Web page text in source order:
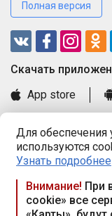
Для обеспечения
используются
Узнать подробнее
Внимание! При
cookie» все
Полная версия
Cкачать
App store
Книга замечаний и
Правила и документы
Praca.by ©
Республика
117а, пом. № 9.